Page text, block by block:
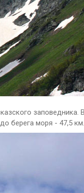
заповедника.
берега моря - 47,5 км.